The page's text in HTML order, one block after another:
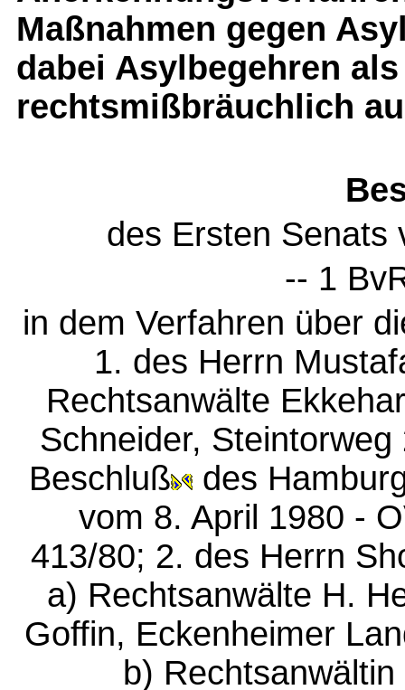
Maßnahmen gegen
dabei Asylbegehren
rechtsmißbräuchlich
des Ersten Senats
-- 1
in dem Verfahren über
1. des Herrn
Rechtsanwälte
Schneider,
Beschluß
des
vom 8. April 1980 -
413/80; 2. des Herrn
a) Rechtsanwälte H.
Goffin, Eckenheimer
b)